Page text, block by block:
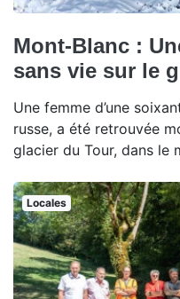
Mont-Blanc :
sans vie sur le
Une femme d’une
russe, a été retrouvée
glacier du Tour, dans le
Locales